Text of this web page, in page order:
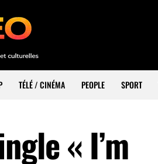
TÉLÉ / CINÉMA PEOPLE SPORT
« I’m